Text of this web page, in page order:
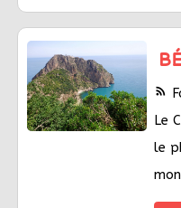
rss_feed
Le
le